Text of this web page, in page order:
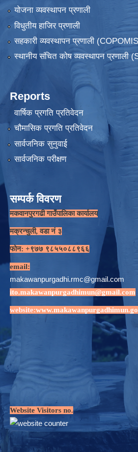
योजना व्यवस्थापन प्रणाली
विधुतीय हाजिर प्रणाली
सहकारी व्यवस्थापन प्रणाली
स्थानीय संचित कोष व्यवस्थापन प्रणाली
Reports
वार्षिक प्रगति प्रतिवेदन
चौमासिक प्रगति प्रतिवेदन
सार्वजनिक सुनुवाई
सार्वजनिक परीक्षण
सम्पर्क विवरण
मकवानपुरगढी गाउँपालिका कार्यालय
मक्रन्चुली, वडा नं ३
फोन: +९७७ ९८५५०८८९६६
email:
makawanpurgadhi.rmc@gmail.com
ito.makawanpurgadhimun@gmail.com
website:
Website Visitors no.